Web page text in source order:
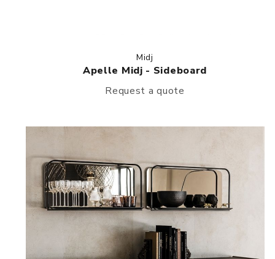
Midj
Apelle Midj - Sideboard
Request a quote